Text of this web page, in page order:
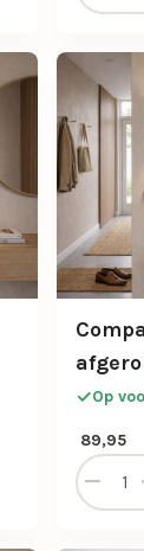
2-
in
Op
89,95